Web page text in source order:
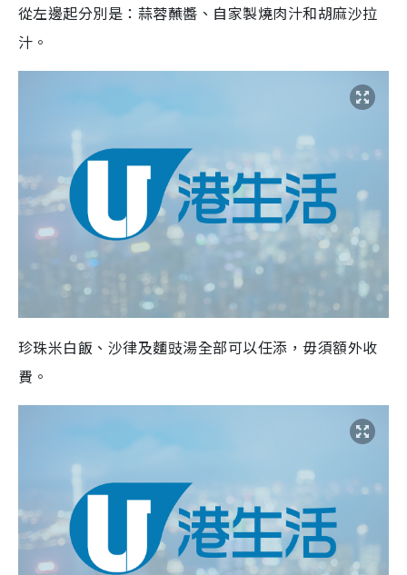
從左邊起分別是：蒜蓉蘸醬、自家製燒肉汁和胡麻沙拉
汁。
珍珠米白飯、沙律及麵豉湯全部可以任添，毋須額外收
費。